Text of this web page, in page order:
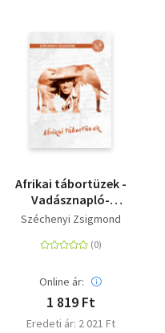
Afrikai tábortüzek -
Vadásznapló-
kivonatok 1932-1934
Széchenyi Zsigmond
Online ár:
1 819 Ft
Eredeti ár: 2 021 Ft